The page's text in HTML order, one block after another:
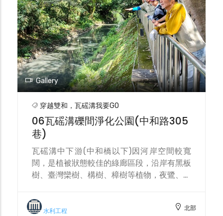
河岸綠化植被，重新營造出友善的生態環境。
Gallery
穿越雙和，瓦磘溝我要GO
06瓦磘溝礫間淨化公園(中和路305
巷)
瓦磘溝中下游(中和橋以下)因河岸空間較寬
闊，是植被狀態較佳的綠廊區段，沿岸有黑板
樹、臺灣欒樹、構樹、樟樹等植物，夜鷺、白
常見生物，生態豐富度令人驚奇。2022年還
啟用一座結合地下礫間淨水設施及地上綠美化
水利工程 北部